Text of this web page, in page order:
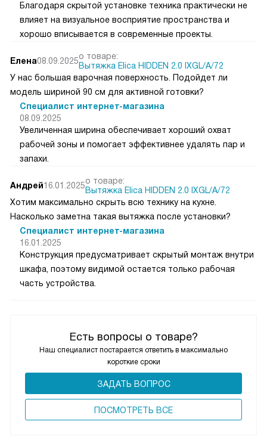
Есть вопросы о товаре?
Наш специалист постарается ответить в максимально
короткие сроки
ЗАДАТЬ ВОПРОС
ПОCМОТРЕТЬ ВСЕ
Благодаря скрытой установке техника практически не
влияет на визуальное восприятие пространства и
хорошо вписывается в современные проекты.
Елена08.09.2025о товаре:
Вытяжка Elica HIDDEN 2.0 IXGL/A/72
У нас большая варочная поверхность. Подойдет ли
модель шириной 90 см для активной готовки?
Специалист интернет-магазина
08.09.2025
Увеличенная ширина обеспечивает хороший охват
рабочей зоны и помогает эффективнее удалять пар и
запахи.
Андрей16.01.2025о товаре:
Вытяжка Elica HIDDEN 2.0 IXGL/A/72
Хотим максимально скрыть всю технику на кухне.
Насколько заметна такая вытяжка после установки?
Специалист интернет-магазина
16.01.2025
Конструкция предусматривает скрытый монтаж внутри
шкафа, поэтому видимой остается только рабочая
часть устройства.